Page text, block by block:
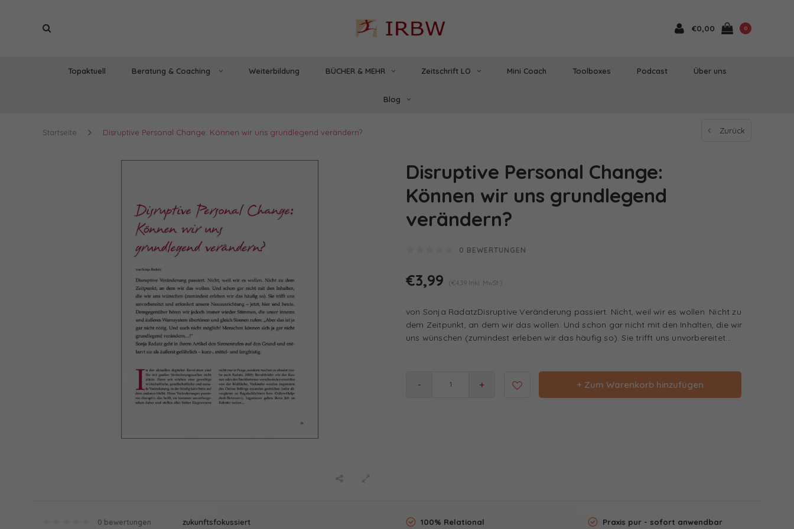
€0,00 0
Topaktuell Beratung & Coaching Weiterbildung BÜCHER & MEHR Zeitschrift LO Mini Coach Toolboxes Podcast Über uns
Blog
Startseite Disruptive Personal Change: Können wir uns grundlegend verändern? Zurück
Disruptive Personal Change:
Können wir uns grundlegend
verändern?
0 BEWERTUNGEN
€3,99 (€4,39 Inkl. MwSt.)
von Sonja RadatzDisruptive Veränderung passiert. Nicht, weil wir es wollen. Nicht zu
dem Zeitpunkt, an dem wir das wollen. Und schon gar nicht mit den Inhalten, die wir
uns wünschen (zumindest erleben wir das häufig so). Sie trifft uns unvorbereitet...
- + + Zum Warenkorb hinzufügen
0 bewertungen zukunftsfokussiert 100% Relational Praxis pur - sofort anwendbar